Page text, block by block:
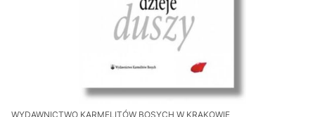
WYDAWNICTWO KARMELITÓW BOSYCH W KRAKOWIE